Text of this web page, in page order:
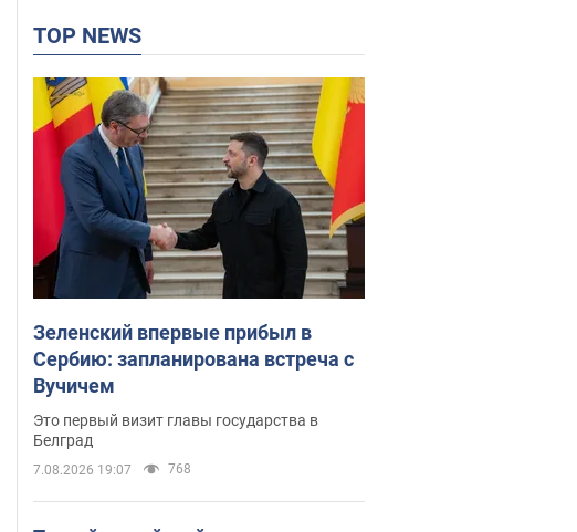
TOP NEWS
Зеленский впервые прибыл в
Сербию: запланирована встреча с
Вучичем
Это первый визит главы государства в
Белград
7.08.2026 19:07 768